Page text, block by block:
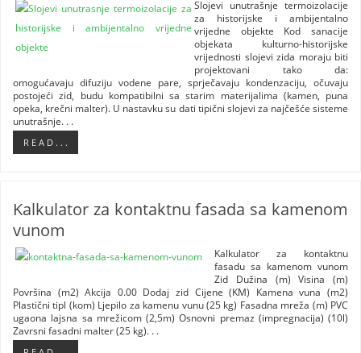
Slojevi unutrašnje termoizolacije
za historijske i ambijentalno
vrijedne objekte Kod sanacije
objekata kulturno-historijske
vrijednosti slojevi zida moraju biti
projektovani tako da:
omogućavaju difuziju vodene pare, sprječavaju kondenzaciju, očuvaju
postojeći zid, budu kompatibilni sa starim materijalima (kamen, puna
opeka, krečni malter). U nastavku su dati tipični slojevi za najčešće sisteme
unutrašnje. . .
R E A D . . .
Kalkulator za kontaktnu fasada sa kamenom
vunom
Kalkulator za kontaktnu
fasadu sa kamenom vunom
Zid Dužina (m) Visina (m)
Površina (m2) Akcija 0.00 Dodaj zid Cijene (KM) Kamena vuna (m2)
Plastični tipl (kom) Ljepilo za kamenu vunu (25 kg) Fasadna mreža (m) PVC
ugaona lajsna sa mrežicom (2,5m) Osnovni premaz (impregnacija) (10l)
Zavrsni fasadni malter (25 kg). . .